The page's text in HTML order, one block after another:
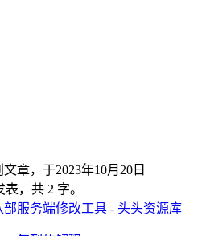
章，于2023年10月20日
表，共 2 字。
部服务端修改工具 - 头头资源库